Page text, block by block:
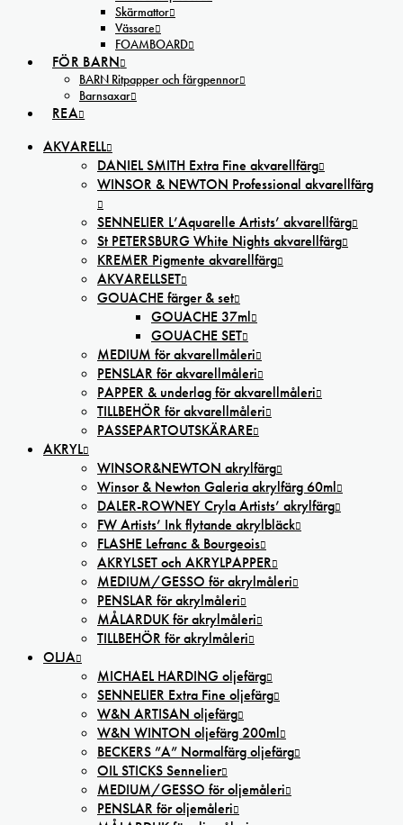
Skärmattor
Vässare
FOAMBOARD
FÖR BARN
BARN Ritpapper och färgpennor
Barnsaxar
REA
AKVARELL
DANIEL SMITH Extra Fine akvarellfärg
WINSOR & NEWTON Professional akvarellfärg
SENNELIER L’Aquarelle Artists’ akvarellfärg
St PETERSBURG White Nights akvarellfärg
KREMER Pigmente akvarellfärg
AKVARELLSET
GOUACHE färger & set
GOUACHE 37ml
GOUACHE SET
MEDIUM för akvarellmåleri
PENSLAR för akvarellmåleri
PAPPER & underlag för akvarellmåleri
TILLBEHÖR för akvarellmåleri
PASSEPARTOUTSKÄRARE
AKRYL
WINSOR&NEWTON akrylfärg
Winsor & Newton Galeria akrylfärg 60ml
DALER-ROWNEY Cryla Artists’ akrylfärg
FW Artists’ Ink flytande akrylbläck
FLASHE Lefranc & Bourgeois
AKRYLSET och AKRYLPAPPER
MEDIUM/GESSO för akrylmåleri
PENSLAR för akrylmåleri
MÅLARDUK för akrylmåleri
TILLBEHÖR för akrylmåleri
OLJA
MICHAEL HARDING oljefärg
SENNELIER Extra Fine oljefärg
W&N ARTISAN oljefärg
W&N WINTON oljefärg 200ml
BECKERS ”A” Normalfärg oljefärg
OIL STICKS Sennelier
MEDIUM/GESSO för oljemåleri
PENSLAR för oljemåleri